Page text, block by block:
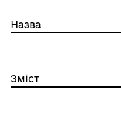
Назва
Зміст